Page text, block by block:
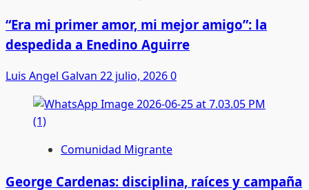
“Era mi primer amor, mi mejor amigo”: la
despedida a Enedino Aguirre
Luis Angel Galvan 22 julio, 20260
Comunidad Migrante
George Cardenas: disciplina, raíces y campaña